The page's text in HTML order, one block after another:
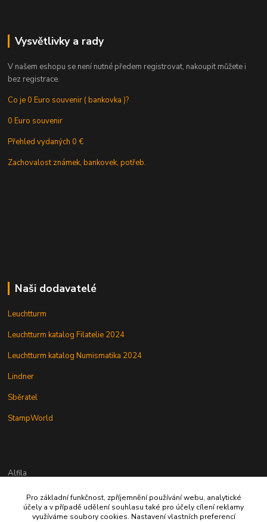
Vysvětlivky a rady
V našem eshopu se není nutné předem registrovat, nakoupit můžete i
bez registrace.
Co je 0 Euro souvenir ( bankovka )?
0 Euro souvenir
Přehled vydaných 0 €
Zachovalost známek, bankovek, potřeb.
Naši dodavatelé
Leuchtturm
Leuchtturm katalog Filatelie 2024
Leuchtturm katalog Numismatika 2024
Lindner
Sběratel
StampWorld
Alfila
777 326 454
Pro základní funkčnost, zpříjemnění používání webu, analytické
účely a v případě udělení souhlasu také pro účely cílení reklamy
využíváme soubory cookies. Nastavení vlastních preferencí